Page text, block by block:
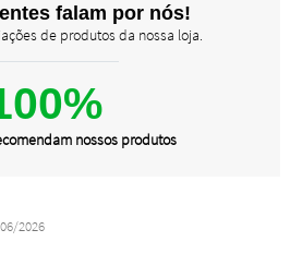
falam por nós!
de produtos da nossa loja.
nossos produtos
2026